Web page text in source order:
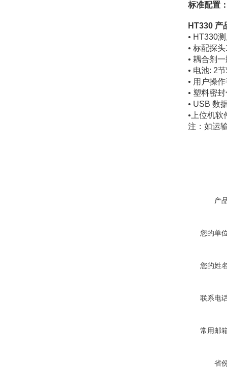
标准配置
HT330 产
• HT330
• 标配探
• 耦合剂
• 电池: 2
• 用户操
• 塑料密
• USB 数
•上位机软
注：如运
产
您的单
您的姓
联系电
常用邮
省